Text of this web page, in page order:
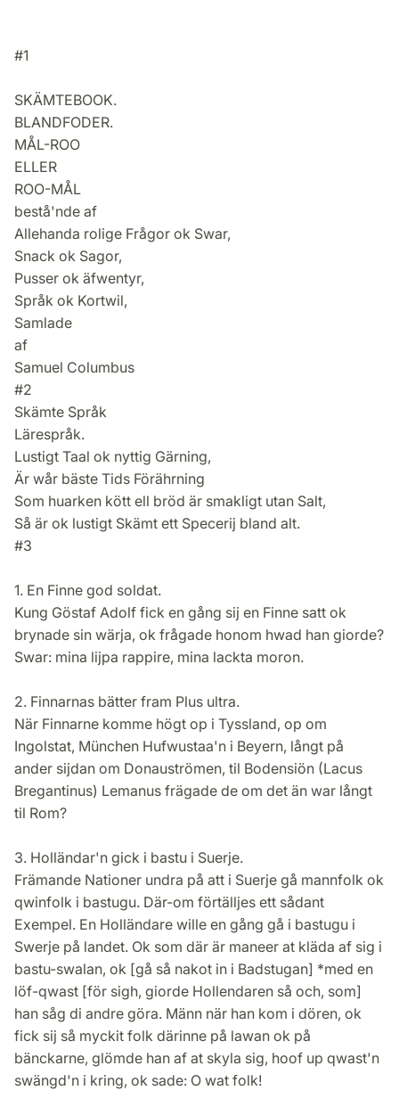
#1
SKÄMTEBOOK.
BLANDFODER.
MÅL-ROO
ELLER
ROO-MÅL
bestå'nde af
Allehanda rolige Frågor ok Swar,
Snack ok Sagor,
Pusser ok äfwentyr,
Språk ok Kortwil,
Samlade
af
Samuel Columbus
#2
Skämte Språk
Lärespråk.
Lustigt Taal ok nyttig Gärning,
Är wår bäste Tids Förährning
Som huarken kött ell bröd är smakligt utan Salt,
Så är ok lustigt Skämt ett Specerij bland alt.
#3
1. En Finne god soldat.
Kung Göstaf Adolf fick en gång sij en Finne satt ok
brynade sin wärja, ok frågade honom hwad han giorde?
Swar: mina lijpa rappire, mina lackta moron.
2. Finnarnas bätter fram Plus ultra.
När Finnarne komme högt op i Tyssland, op om
Ingolstat, München Hufwustaa'n i Beyern, långt på
ander sijdan om Donauströmen, til Bodensiön (Lacus
Bregantinus) Lemanus frägade de om det än war långt
til Rom?
3. Holländar'n gick i bastu i Suerje.
Främande Nationer undra på att i Suerje gå mannfolk ok
qwinfolk i bastugu. Där-om förtälljes ett sådant
Exempel. En Holländare wille en gång gå i bastugu i
Swerje på landet. Ok som där är maneer at kläda af sig i
bastu-swalan, ok [gå så nakot in i Badstugan] *med en
löf-qwast [för sigh, giorde Hollendaren så och, som]
han såg di andre göra. Männ när han kom i dören, ok
fick sij så myckit folk därinne på lawan ok på
bänckarne, glömde han af at skyla sig, hoof up qwast'n
swängd'n i kring, ok sade: O wat folk!